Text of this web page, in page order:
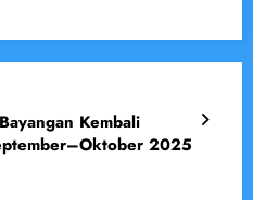
Kembali
2025